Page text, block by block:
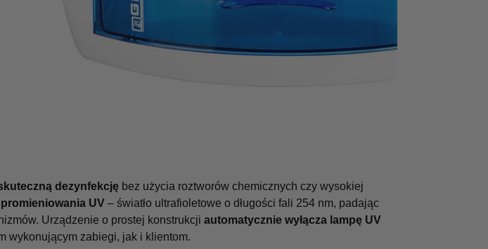
dezynfekcjębez użycia roztworów chemicznych czy wysokiej
UV– światło ultrafioletowe o długości fali 254 nm, padając
Urządzenie o prostej konstrukcji automatycznie wyłącza lampę UV
wykonującym zabiegi, jak i klientom.